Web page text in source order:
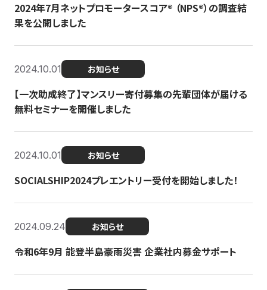
2024年7月ネットプロモータースコア®︎ （NPS®︎）の調査結
果を公開しました
2024.10.01 お知らせ
【一次助成終了】マンスリー寄付募集の先輩団体が届ける
無料セミナーを開催しました
2024.10.01 お知らせ
SOCIALSHIP2024プレエントリー受付を開始しました！
2024.09.24 お知らせ
令和6年9月 能登半島豪雨災害 企業社内募金サポート